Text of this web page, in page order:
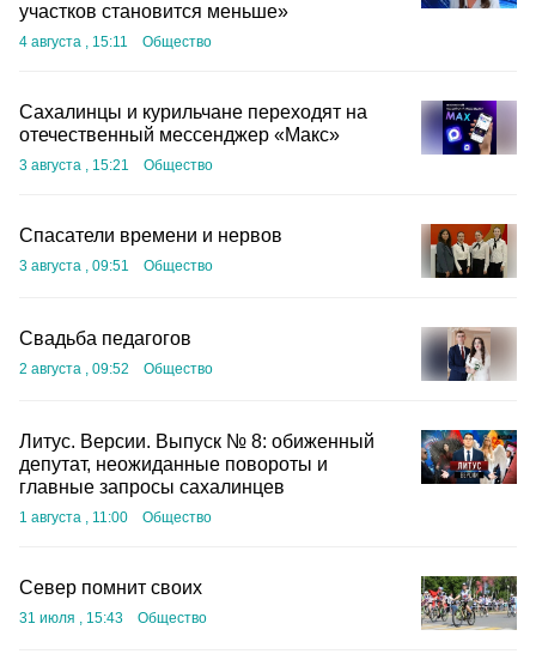
участков становится меньше»
4 августа , 15:11 Общество
Сахалинцы и курильчане переходят на
отечественный мессенджер «Макс»
3 августа , 15:21 Общество
Спасатели времени и нервов
3 августа , 09:51 Общество
Свадьба педагогов
2 августа , 09:52 Общество
Литус. Версии. Выпуск № 8: обиженный
депутат, неожиданные повороты и
главные запросы сахалинцев
1 августа , 11:00 Общество
Север помнит своих
31 июля , 15:43 Общество